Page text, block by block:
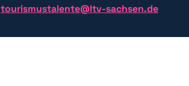
tourismustalente@ltv-sachsen.de